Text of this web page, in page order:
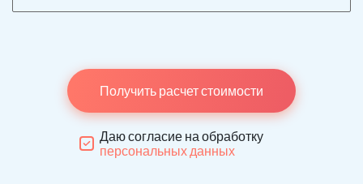
Получить расчет стоимости
Даю согласие на обработку
персональных данных